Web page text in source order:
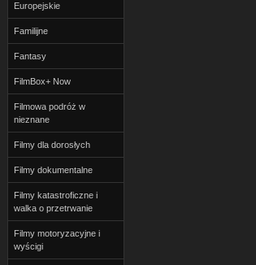
Europejskie
Familijne
Fantasy
FilmBox+ Now
Filmowa podróż w
nieznane
Filmy dla dorosłych
Filmy dokumentalne
Filmy katastroficzne i
walka o przetrwanie
Filmy motoryzacyjne i
wyścigi